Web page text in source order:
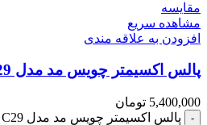
مقایسه
مشاهده سریع
افزودن به علاقه مندی
پالس اکسیمتر چویس مد مدل C29
5,400,000 تومان
پالس اکسیمتر چویس مد مدل C29 عدد